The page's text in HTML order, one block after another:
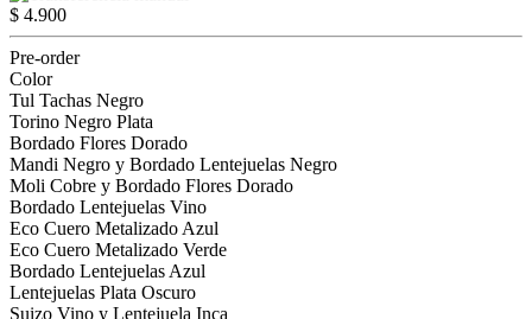
$ 4.900
Pre-order
Color
Tul Tachas Negro
Torino Negro Plata
Bordado Flores Dorado
Mandi Negro y Bordado Lentejuelas Negro
Moli Cobre y Bordado Flores Dorado
Bordado Lentejuelas Vino
Eco Cuero Metalizado Azul
Eco Cuero Metalizado Verde
Bordado Lentejuelas Azul
Lentejuelas Plata Oscuro
Suizo Vino y Lentejuela Inca